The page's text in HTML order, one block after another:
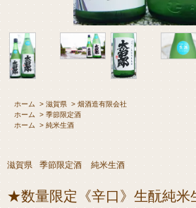
ホーム > 滋賀県 > 畑酒造有限会社
ホーム
> 季節限定酒
ホーム
> 純米生酒
滋賀県 季節限定酒 純米生酒
★数量限定《辛口》生酛純米